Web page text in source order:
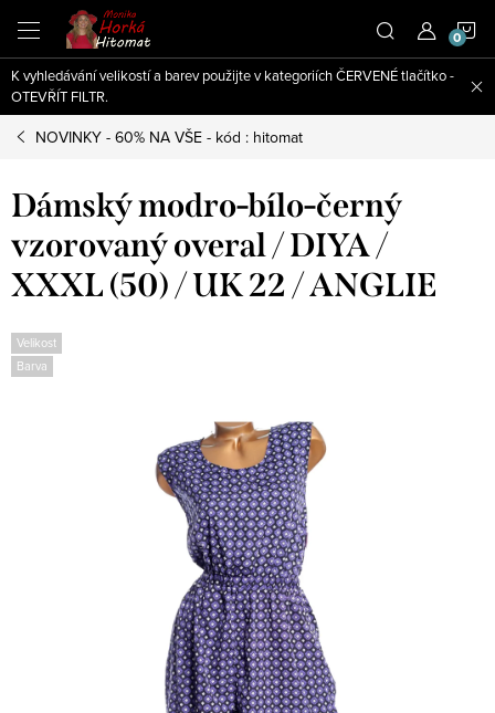
obsah
K vyhledávání velikostí a barev použijte v kategoriích ČERVENÉ tlačítko -
OTEVŘÍT FILTR.
NOVINKY - 60% NA VŠE - kód : hitomat
Dámský modro-bílo-černý
vzorovaný overal / DIYA /
XXXL (50) / UK 22 / ANGLIE
Velikost
Barva